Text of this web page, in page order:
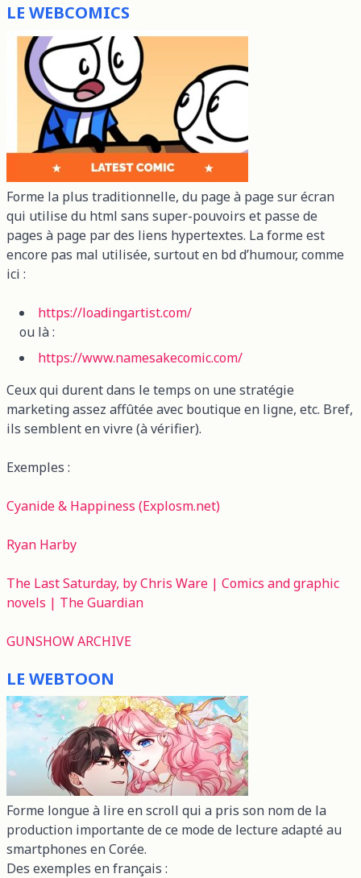
LE WEBCOMICS
Forme la plus traditionnelle, du page à page sur écran
qui utilise du html sans super-pouvoirs et passe de
pages à page par des liens hypertextes. La forme est
encore pas mal utilisée, surtout en bd d’humour, comme
ici :
https://loadingartist.com/
ou là :
https://www.namesakecomic.com/
Ceux qui durent dans le temps on une stratégie
marketing assez affûtée avec boutique en ligne, etc. Bref,
ils semblent en vivre (à vérifier).
Exemples :
Cyanide & Happiness (Explosm.net)
Ryan Harby
The Last Saturday, by Chris Ware | Comics and graphic
novels | The Guardian
GUNSHOW ARCHIVE
LE WEBTOON
Forme longue à lire en scroll qui a pris son nom de la
production importante de ce mode de lecture adapté au
smartphones en Corée.
Des exemples en français :